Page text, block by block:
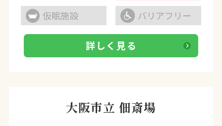
仮眠施設
バリアフリー
詳しく見る
大阪市立 佃斎場